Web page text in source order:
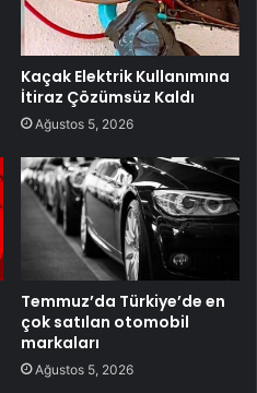
Kaçak Elektrik Kullanımına
İtiraz Çözümsüz Kaldı
Ağustos 5, 2026
Temmuz’da Türkiye’de en
çok satılan otomobil
markaları
Ağustos 5, 2026